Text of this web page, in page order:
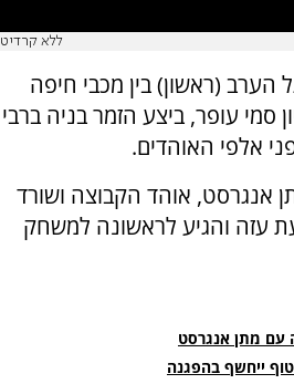
ללא קרדיט
(ראשון) בין מכבי חיפה
סמי עופר, ביצע הזמר בניה ברבי
אלפי האוהדים.
אנגרסט, אוהד הקבוצה ושורד
עזה והגיע לראשונה למשחק
עם מתן אנגרסט
ייחשף בהפגנה